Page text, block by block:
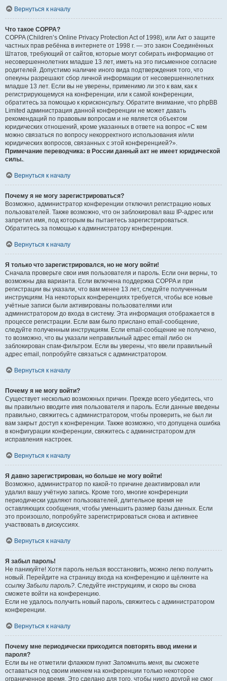
Вернуться к началу
Что такое COPPA?
COPPA (Children’s Online Privacy Protection Act of 1998), или Акт о защите
частных прав ребёнка в интернете от 1998 г. — это закон Соединённых
Штатов, требующий от сайтов, которые могут собирать информацию от
несовершеннолетних младше 13 лет, иметь на это письменное согласие
родителей. Допустимо наличие иного вида подтверждения того, что
опекуны разрешают сбор личной информации от несовершеннолетних
младше 13 лет. Если вы не уверены, применимо ли это к вам, как к
регистрирующемуся на конференции, или к самой конференции,
обратитесь за помощью к юрисконсульту. Обратите внимание, что phpBB
Limited администрация данной конференции не может давать
рекомендаций по правовым вопросам и не является объектом
юридических отношений, кроме указанных в ответе на вопрос «С кем
можно связаться по вопросу некорректного использования и/или
юридических вопросов, связанных с этой конференцией?».
Примечание переводчика: в России данный акт не имеет юридической
силы..
Вернуться к началу
Почему я не могу зарегистрироваться?
Возможно, администратор конференции отключил регистрацию новых
пользователей. Также возможно, что он заблокировал ваш IP-адрес или
запретил имя, под которым вы пытаетесь зарегистрироваться.
Обратитесь за помощью к администратору конференции.
Вернуться к началу
Я только что зарегистрировался, но не могу войти!
Сначала проверьте свои имя пользователя и пароль. Если они верны, то
возможны два варианта. Если включена поддержка COPPA и при
регистрации вы указали, что вам менее 13 лет, следуйте полученным
инструкциям. На некоторых конференциях требуется, чтобы все новые
учётные записи были активированы пользователями или
администратором до входа в систему. Эта информация отображается в
процессе регистрации. Если вам было прислано email-сообщение,
следуйте полученным инструкциям. Если email-сообщение не получено,
то возможно, что вы указали неправильный адрес email либо он
заблокирован спам-фильтром. Если вы уверены, что ввели правильный
адрес email, попробуйте связаться с администратором.
Вернуться к началу
Почему я не могу войти?
Существует несколько возможных причин. Прежде всего убедитесь, что
вы правильно вводите имя пользователя и пароль. Если данные введены
правильно, свяжитесь с администратором, чтобы проверить, не был ли
вам закрыт доступ к конференции. Также возможно, что допущена ошибка
в конфигурации конференции, свяжитесь с администратором для
исправления настроек.
Вернуться к началу
Я давно зарегистрирован, но больше не могу войти!
Возможно, администратор по какой-то причине деактивировал или
удалил вашу учётную запись. Кроме того, многие конференции
периодически удаляют пользователей, длительное время не
оставляющих сообщения, чтобы уменьшить размер базы данных. Если
это произошло, попробуйте зарегистрироваться снова и активнее
участвовать в дискуссиях.
Вернуться к началу
Я забыл пароль!
Не паникуйте! Хотя пароль нельзя восстановить, можно легко получить
новый. Перейдите на страницу входа на конференцию и щёлкните на
ссылку Забыли пароль?. Следуйте инструкциям, и скоро вы снова
сможете войти на конференцию.
Если не удалось получить новый пароль, свяжитесь с администратором
конференции.
Вернуться к началу
Почему мне периодически приходится повторять ввод имени и
пароля?
Если вы не отметили флажком пункт Запомнить меня, вы сможете
оставаться под своим именем на конференции только некоторое
ограниченное время. Это сделано для того, чтобы никто другой не смог